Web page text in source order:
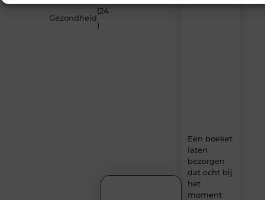
Gezondheid
(24
)
van
Een boeket
laten
bezorgen
dat echt bij
het
moment